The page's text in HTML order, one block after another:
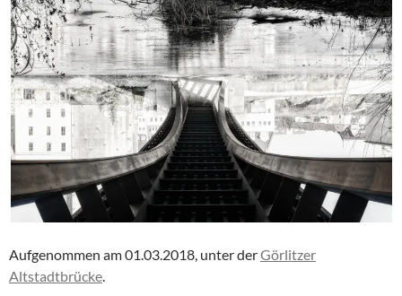
Aufgenommen am 01.03.2018, unter derGörlitzer
Altstadtbrücke